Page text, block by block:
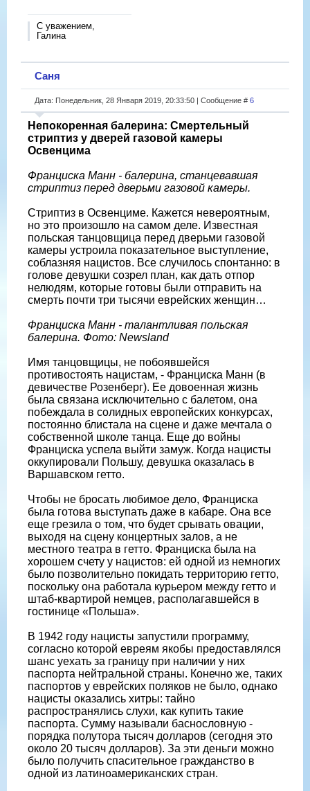
С уважением,
Галина
Саня
Дата: Понедельник, 28 Января 2019, 20:33:50 | Сообщение # 6
Непокоренная балерина: Смертельный
стриптиз у дверей газовой камеры
Освенцима
Франциска Манн - балерина, станцевавшая
стриптиз перед дверьми газовой камеры.
Стриптиз в Освенциме. Кажется невероятным,
но это произошло на самом деле. Известная
польская танцовщица перед дверьми газовой
камеры устроила показательное выступление,
соблазняя нацистов. Все случилось спонтанно: в
голове девушки созрел план, как дать отпор
нелюдям, которые готовы были отправить на
смерть почти три тысячи еврейских женщин…
Франциска Манн - талантливая польская
балерина. Фото: Newsland
Имя танцовщицы, не побоявшейся
противостоять нацистам, - Франциска Манн (в
девичестве Розенберг). Ее довоенная жизнь
была связана исключительно с балетом, она
побеждала в солидных европейских конкурсах,
постоянно блистала на сцене и даже мечтала о
собственной школе танца. Еще до войны
Франциска успела выйти замуж. Когда нацисты
оккупировали Польшу, девушка оказалась в
Варшавском гетто.
Чтобы не бросать любимое дело, Франциска
была готова выступать даже в кабаре. Она все
еще грезила о том, что будет срывать овации,
выходя на сцену концертных залов, а не
местного театра в гетто. Франциска была на
хорошем счету у нацистов: ей одной из немногих
было позволительно покидать территорию гетто,
поскольку она работала курьером между гетто и
штаб-квартирой немцев, располагавшейся в
гостинице «Польша».
В 1942 году нацисты запустили программу,
согласно которой евреям якобы предоставлялся
шанс уехать за границу при наличии у них
паспорта нейтральной страны. Конечно же, таких
паспортов у еврейских поляков не было, однако
нацисты оказались хитры: тайно
распространялись слухи, как купить такие
паспорта. Сумму называли баснословную -
порядка полутора тысяч долларов (сегодня это
около 20 тысяч долларов). За эти деньги можно
было получить спасительное гражданство в
одной из латиноамериканских стран.